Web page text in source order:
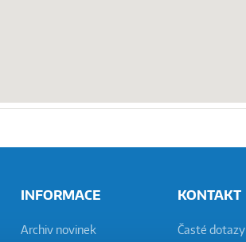
INFORMACE
Archiv novinek
KONTAKT
Časté dotazy